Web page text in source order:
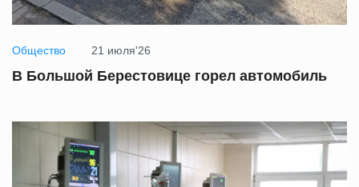
Общество 21 июля'26
В Большой Берестовице горел автомобиль